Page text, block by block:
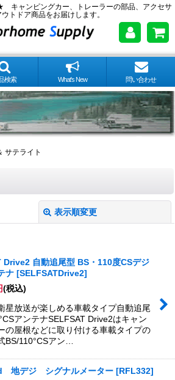
キャンピングカー、トレーラーの部品、アクセサ
ウトドア商品をお届けします。
検索 What's New 問い合わせ
サテライト
表示順変更
絞り込む
Drive2 自動追尾型 BS・110度CSデジ
ナ [SELFSATDrive2]
(税込)
星放送が楽しめる車載タイプ自動追尾
アンテナSELFSAT Drive2はキャン
の屋根などに取り付ける車載タイプの
BS/110°CSアン…
地デジ シグナルメーター [RFL332]